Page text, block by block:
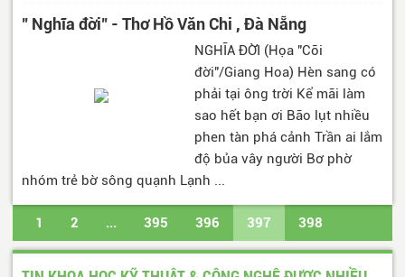
" Nghĩa đời" - Thơ Hồ Văn Chi , Đà Nẵng
NGHĨA ĐỜI (Họa "Cõi
đời"/Giang Hoa) Hèn sang có
phải tại ông trời Kể mãi làm
sao hết bạn ơi Bão lụt nhiều
phen tàn phá cảnh Trần ai lắm
độ bủa vây người Bơ phờ
nhóm trẻ bờ sông quạnh Lạnh ...
1 2 ... 395 396 397 398
399 ... 488 489 Trang cuối